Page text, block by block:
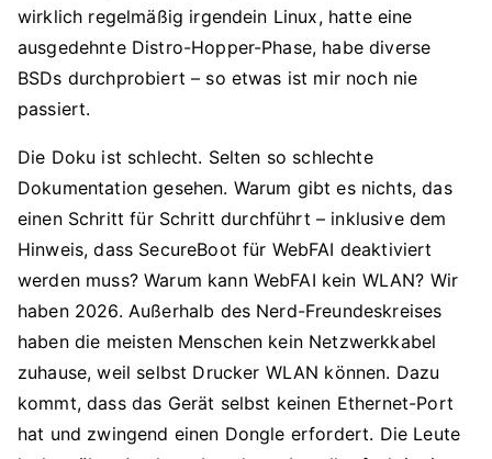
wirklich regelmäßig irgendein Linux, hatte eine
ausgedehnte Distro-Hopper-Phase, habe diverse
BSDs durchprobiert – so etwas ist mir noch nie
passiert.
Die Doku ist schlecht. Selten so schlechte
Dokumentation gesehen. Warum gibt es nichts, das
einen Schritt für Schritt durchführt – inklusive dem
Hinweis, dass SecureBoot für WebFAI deaktiviert
werden muss? Warum kann WebFAI kein WLAN? Wir
haben 2026. Außerhalb des Nerd-Freundeskreises
haben die meisten Menschen kein Netzwerkkabel
zuhause, weil selbst Drucker WLAN können. Dazu
kommt, dass das Gerät selbst keinen Ethernet-Port
hat und zwingend einen Dongle erfordert. Die Leute